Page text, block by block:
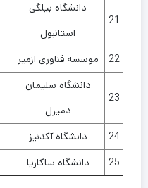
دانشگاه بیلگی
استانبول
21
موسسه فناوری ازمیر 22
دانشگاه سلیمان
دمیرل
23
دانشگاه آکدنیز
24
دانشگاه ساکاریا 25